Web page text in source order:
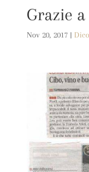
Grazie
Nov 20, 2017|